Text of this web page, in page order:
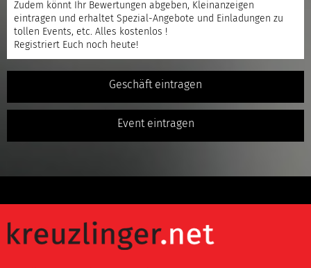
Zudem könnt Ihr Bewertungen abgeben, Kleinanzeigen
eintragen und erhaltet Spezial-Angebote und Einladungen zu
tollen Events, etc. Alles kostenlos !
Registriert Euch noch heute!
Geschäft eintragen
Event eintragen